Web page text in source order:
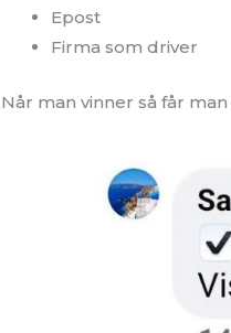
Epost
Firma som driver
Når man vinner så får